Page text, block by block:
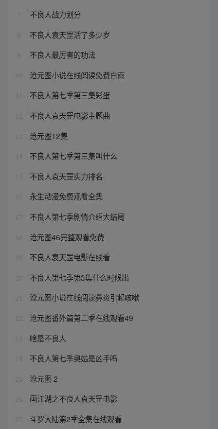
7 不良人战力划分
8 不良人袁天罡活了多少岁
9 不良人最厉害的功法
10 沧元图小说在线阅读免费白雨
不良人第七季第三集彩蛋
12 不良人袁天罡电影主题曲
13 沧元图12集
14 不良人第七季第三集叫什么
15 不良人袁天罡实力排名
16 永生动漫免费观看全集
17 不良人第七季剧情介绍大结局
18 沧元图46完整观看免费
19 不良人袁天罡电影在线看
20 不良人第七季第3集什么时候出
21 沧元图小说在线阅读鼻炎引起咳嗽
22 沧元图番外篇第二季在线观看49
23 啥是不良人
24 不良人第七季奥姑是凶手吗
25 沧元图 2
26 画江湖之不良人袁天罡电影
27 斗罗大陆第2季全集在线观看